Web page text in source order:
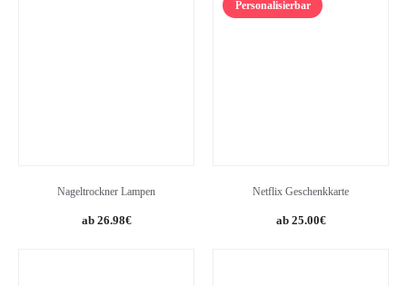
Nageltrockner Lampen
26.98€
Personalisierbar
Netflix Geschenkkarte
25.00€